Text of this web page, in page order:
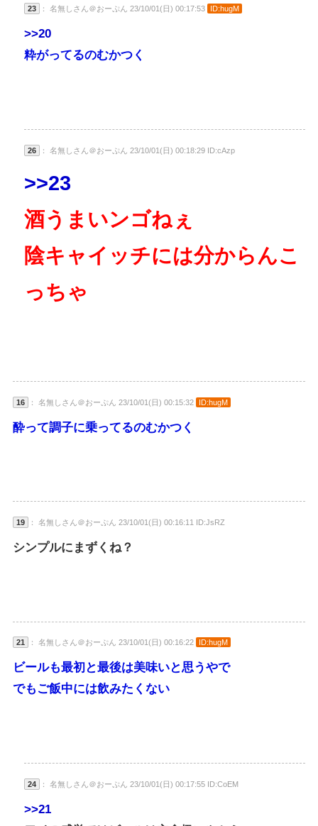
23 ： 名無しさん＠おーぷん 23/10/01(日) 00:17:53 ID:hugM
>>20
粋がってるのむかつく
26 ： 名無しさん＠おーぷん 23/10/01(日) 00:18:29 ID:cAzp
>>23
酒うまいンゴねぇ
陰キャイッチには分からんこ
っちゃ
16 ： 名無しさん＠おーぷん 23/10/01(日) 00:15:32 ID:hugM
酔って調子に乗ってるのむかつく
19 ： 名無しさん＠おーぷん 23/10/01(日) 00:16:11 ID:JsRZ
シンプルにまずくね？
21 ： 名無しさん＠おーぷん 23/10/01(日) 00:16:22 ID:hugM
ビールも最初と最後は美味いと思うやで
でもご飯中には飲みたくない
24 ： 名無しさん＠おーぷん 23/10/01(日) 00:17:55 ID:CoEM
>>21